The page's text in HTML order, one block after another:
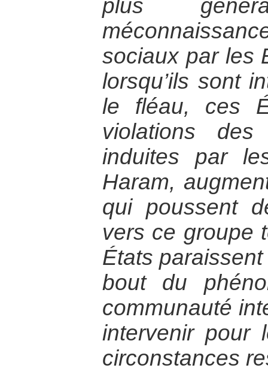
plus
sociaux par les
lorsqu’ils sont
le fléau, ces
violations
induites par
Haram,
qui poussent
vers ce groupe
États
bout du
communauté
intervenir pour
circonstances